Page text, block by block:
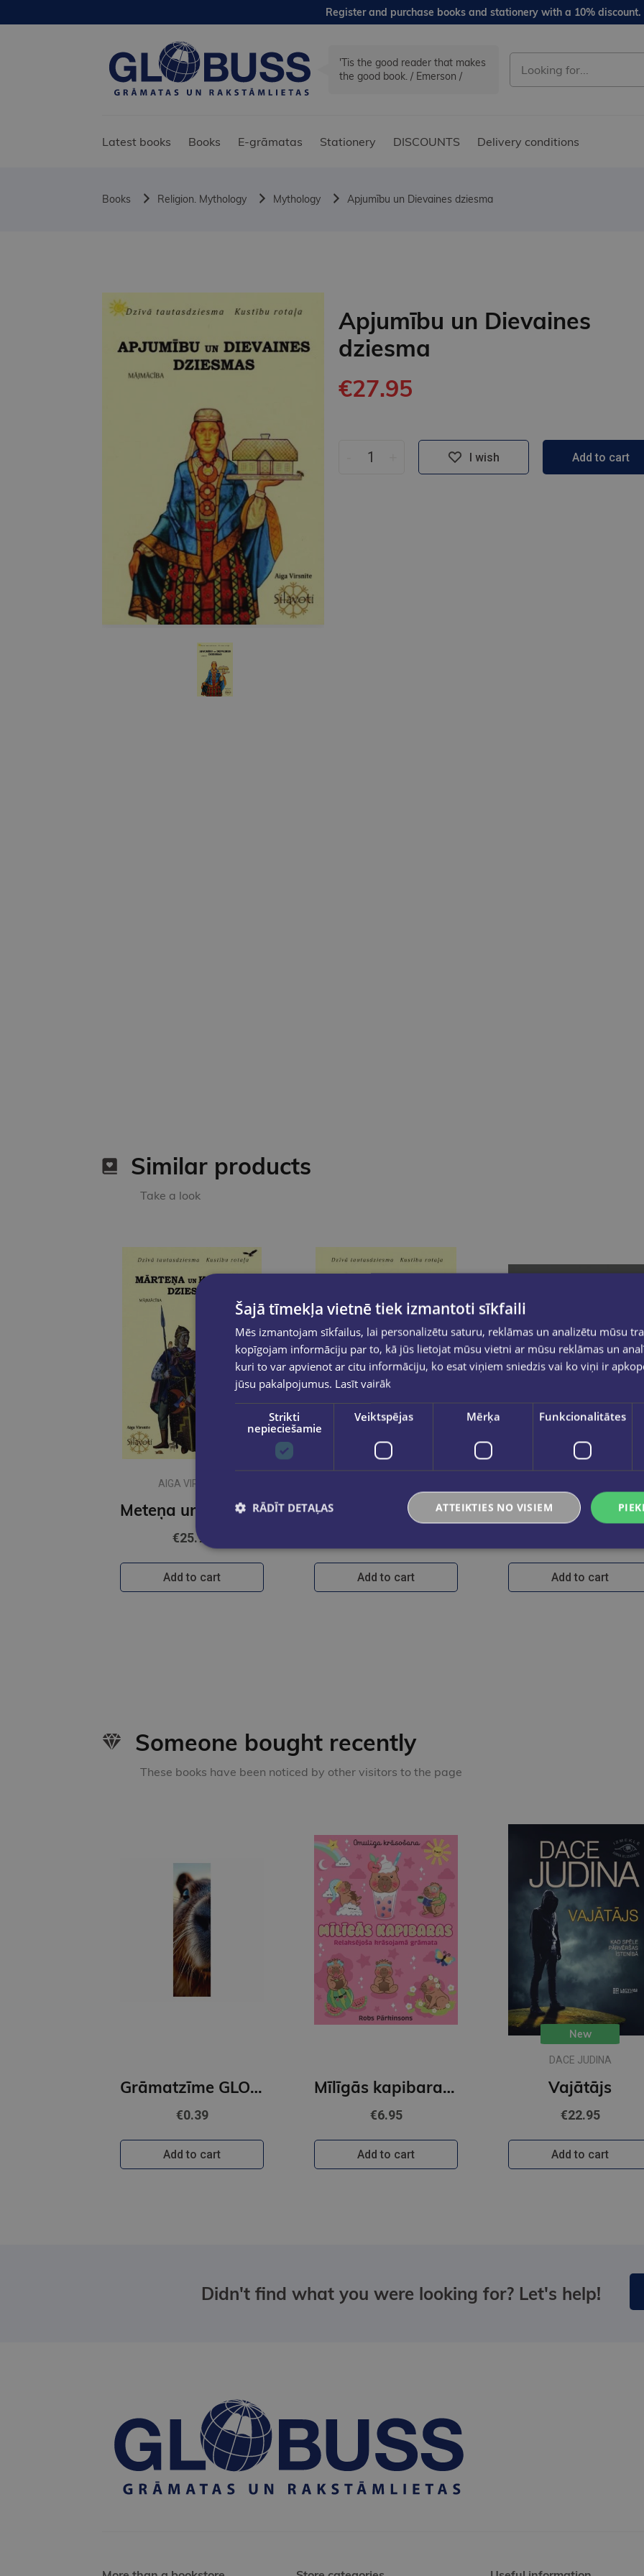
Register and purchase books and stationery with a 10% discount.
'Tis the good reader that makes
the good book. / Emerson /
Latest books Books E-grāmatas Stationery DISCOUNTS Delivery conditions
Books Religion. Mythology Mythology Apjumību un Dievaines dziesma
Apjumību un Dievaines
dziesma
€27.95
I wish Add to cart
Similar products
Take a look
AIGA VIRSNĪTE
Meteņa un karavīru dziesmas
€25.95
Add to cart
Māras dziesmas
Add to cart
Kabala. Senās
Add to cart
Someone bought recently
These books have been noticed by other visitors to the page
Grāmatzīme GLOBUSS - Kapibara
€0.39
Add to cart
Mīlīgās kapibaras. Omulīga krāsošana. Relaksējoša krāsojamā grāmata
€6.95
Add to cart
New
DACE JUDINA
Vajātājs
€22.95
Add to cart
Didn't find what you were looking for? Let's help!
Šajā tīmekļa vietnē tiek izmantoti sīkfaili
Mēs izmantojam sīkfailus, lai personalizētu saturu, reklāmas un analizētu mūsu
kopīgojam informāciju par to, kā jūs lietojat mūsu vietni ar mūsu reklāmas un
kuri to var apvienot ar citu informāciju, ko esat viņiem sniedzis vai ko viņi ir
jūsu pakalpojumus. Lasīt vairāk
Strikti
nepieciešamie
Veiktspējas Mērķa Funkcionalitātes
ATTEIKTIES NO VISIEM
RĀDĪT DETAĻAS